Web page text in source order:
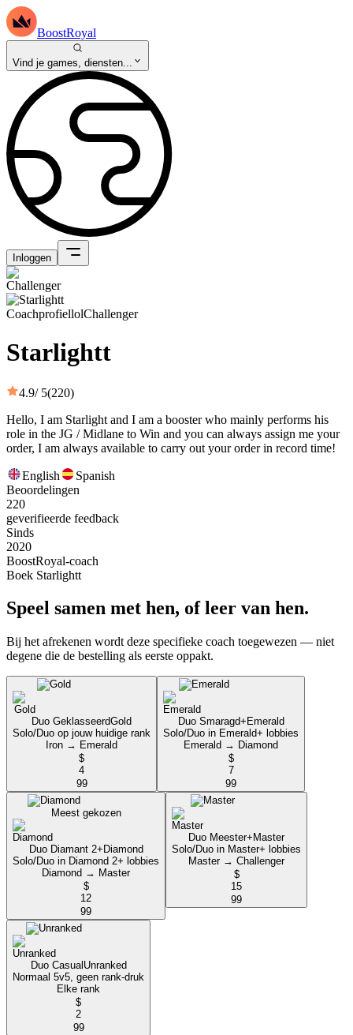
BoostRoyal
Vind je games, diensten...
Inloggen
CoachprofiellolChallenger
Starlightt
4.9/ 5(220)
Hello, I am Starlight and I am a booster who mainly performs his
role in the JG / Midlane to Win and you can always assign me your
order, I am always available to carry out your order in record time!
English
Spanish
Beoordelingen
220
geverifieerde feedback
Sinds
2020
BoostRoyal-coach
Boek Starlightt
Speel samen met hen, of leer van hen.
Bij het afrekenen wordt deze specifieke coach toegewezen — niet
degene die de bestelling als eerste oppakt.
Duo GeklasseerdGold
Solo/Duo op jouw huidige rank
Iron → Emerald
$
4
99
Duo Smaragd+ Emerald
Solo/Duo in Emerald+ lobbies
Emerald → Diamond
$
7
99
Meest gekozen
Duo Diamant 2+ Diamond
Solo/Duo in Diamond 2+ lobbies
Diamond → Master
$
12
99
Duo Meester+ Master
Solo/Duo in Master+ lobbies
Master → Challenger
$
15
99
Duo Casual Unranked
Normaal 5v5, geen rank-druk
Elke rank
$
2
99